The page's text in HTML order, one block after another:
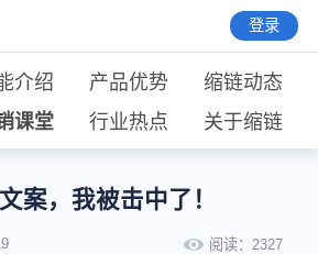
登录
介绍 产品优势
缩链动态
课堂 行业热点 关于缩链
案，我被击中了！
阅读： 2327